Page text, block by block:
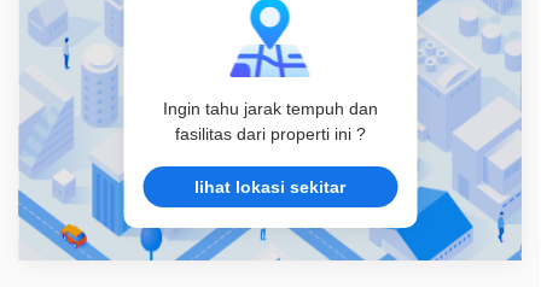
Ingin tahu jarak tempuh dan
fasilitas dari properti ini ?
lihat lokasi sekitar